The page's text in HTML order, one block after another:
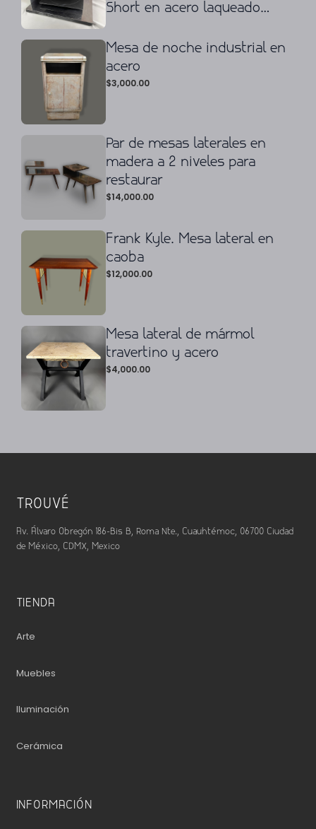
Short en acero laqueado
Mesa de noche industrial en
acero
$3,000.00
Par de mesas laterales en
madera a 2 niveles para
restaurar
$14,000.00
Frank Kyle. Mesa lateral en
caoba
$12,000.00
Mesa lateral de mármol
travertino y acero
$4,000.00
TROUVÉ
Av. Álvaro Obregón 186-Bis B, Roma Nte., Cuauhtémoc, 06700 Ciudad
de México, CDMX, Mexico
TIENDA
Arte
Muebles
Iluminación
Cerámica
INFORMACIÓN